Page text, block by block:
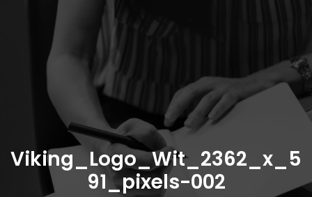
Viking_Logo_Wit_2362_x_5
91_pixels-002